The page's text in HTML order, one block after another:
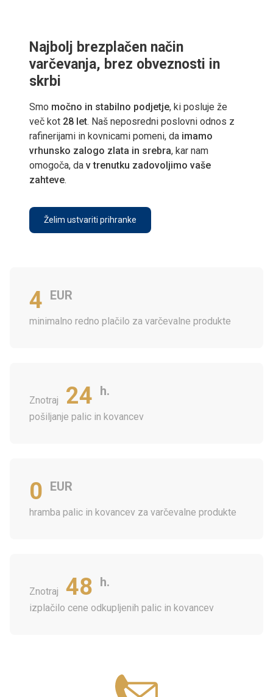
Najbolj brezplačen način
varčevanja, brez obveznosti in
skrbi
Smo močno in stabilno podjetje, ki posluje že
več kot 28 let. Naš neposredni poslovni odnos z
rafinerijami in kovnicami pomeni, da imamo
vrhunsko zalogo zlata in srebra, kar nam
omogoča, da v trenutku zadovoljimo vaše
zahteve.
Želim ustvariti prihranke
4 EUR
minimalno redno plačilo za varčevalne produkte
Znotraj 24 h.
pošiljanje palic in kovancev
0 EUR
hramba palic in kovancev za varčevalne produkte
Znotraj 48 h.
izplačilo cene odkupljenih palic in kovancev